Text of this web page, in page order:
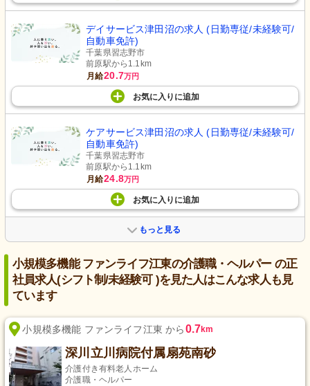
デイサービス津田沼の求人 (日勤専従/未経験可/
自動車免許)
千葉県習志野市
前原駅から1.1km
月給20.7万円
お気に入り に追加
ケアサービス津田沼の求人 (日勤専従/未経験可/
自動車免許)
千葉県習志野市
前原駅から1.1km
月給24.8万円
お気に入り に追加
もっと見る
小規模多機能 ファンライフ江東の介護職・ヘルパー の正
社員求人(シフト制/未経験可 )を見た人はこんな求人も見
ています
小規模多機能 ファンライフ江東 から0.7km
深川立川病院付属扇苑南砂
介護付き有料老人ホーム
介護職・ヘルパー